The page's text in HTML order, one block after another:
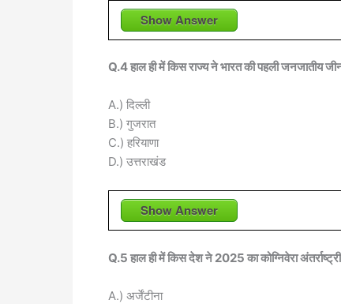
Show Answer
Q.4 हाल ही में किस राज्य ने भारत की पहली जनजातीय
A.) दिल्ली
B.) गुजरात
C.) हरियाणा
D.) उत्तराखंड
Show Answer
Q.5 हाल ही में किस देश ने 2025 का कोग्निवेरा
A.) अर्जेंटीना